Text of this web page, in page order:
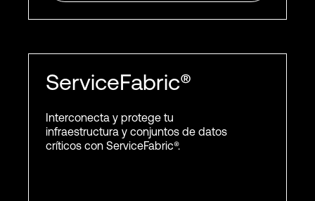
ServiceFabric®
Interconecta y protege tu
infraestructura y conjuntos de datos
críticos con ServiceFabric®.